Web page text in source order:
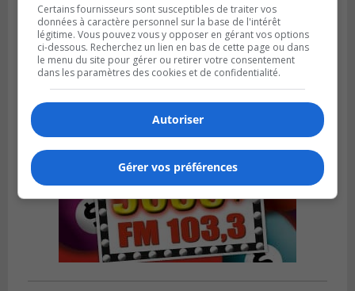
deux stations de pompage
Certains fournisseurs sont susceptibles de traiter vos
données à caractère personnel sur la base de l'intérêt
légitime. Vous pouvez vous y opposer en gérant vos options
ci-dessous. Recherchez un lien en bas de cette page ou dans
le menu du site pour gérer ou retirer votre consentement
dans les paramètres des cookies et de confidentialité.
Autoriser
Gérer vos préférences